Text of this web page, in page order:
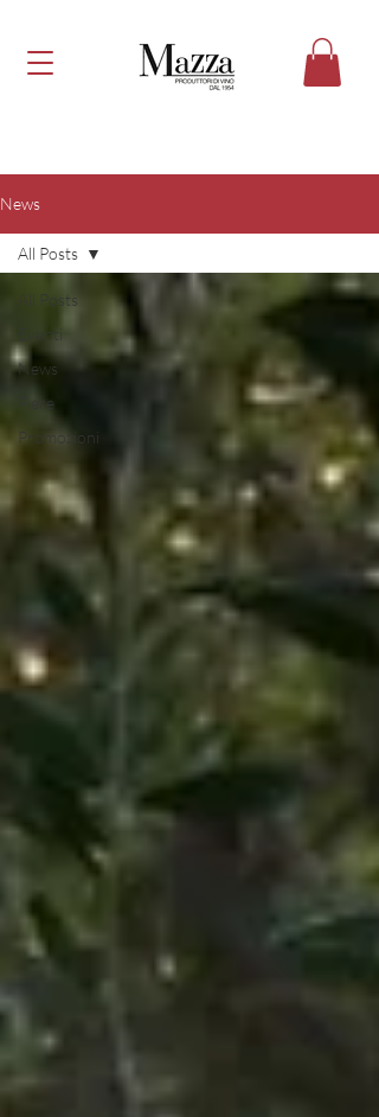
News
All Posts
Eventi
News
Fiere
Promozioni
All Posts